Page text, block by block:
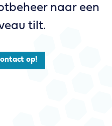
naar een
tilt.
op!